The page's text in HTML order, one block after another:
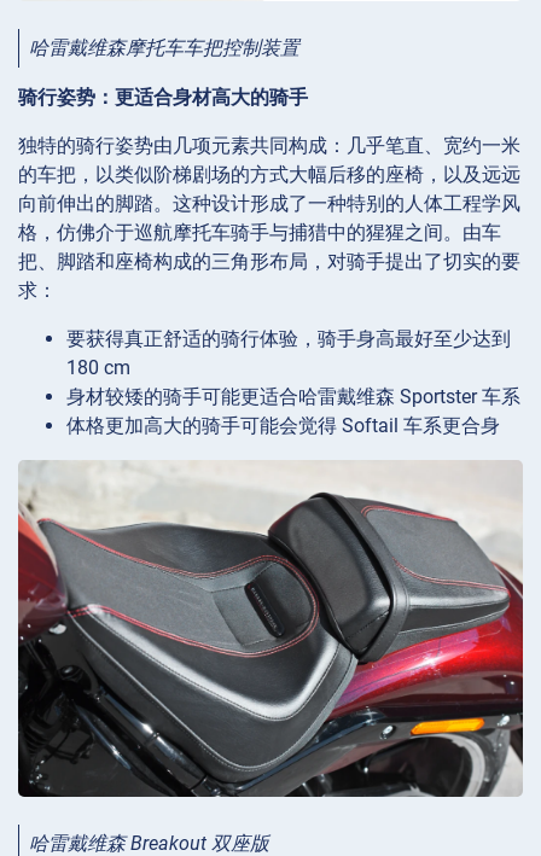
哈雷戴维森摩托车车把控制装置
骑行姿势：更适合身材高大的骑手
独特的骑行姿势由几项元素共同构成：几乎笔直、宽约一米
的车把，以类似阶梯剧场的方式大幅后移的座椅，以及远远
向前伸出的脚踏。这种设计形成了一种特别的人体工程学风
格，仿佛介于巡航摩托车骑手与捕猎中的猩猩之间。由车
把、脚踏和座椅构成的三角形布局，对骑手提出了切实的要
求：
要获得真正舒适的骑行体验，骑手身高最好至少达到
180 cm
身材较矮的骑手可能更适合哈雷戴维森 Sportster 车系
体格更加高大的骑手可能会觉得 Softail 车系更合身
哈雷戴维森 Breakout 双座版